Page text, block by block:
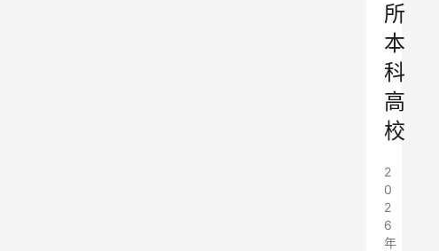
所
本
科
高
校
2
0
2
6
年